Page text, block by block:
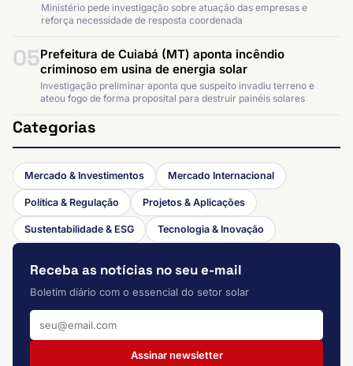
Ministério pede investigação sobre atuação das empresas e
reforça necessidade de resposta coordenada
05Prefeitura de Cuiabá (MT) aponta incêndio
criminoso em usina de energia solar
Investigação preliminar aponta que suspeito invadiu terreno e
ateou fogo de forma proposital para destruir painéis solares
Categorias
Mercado & Investimentos Mercado Internacional
Política & Regulação Projetos & Aplicações
Sustentabilidade & ESG Tecnologia & Inovação
Receba as notícias no seu e-mail
Boletim diário com o essencial do setor solar
Assinar newsletter